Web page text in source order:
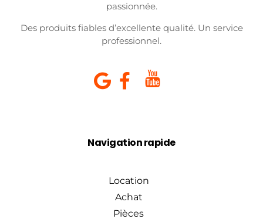
passionnée.
Des produits fiables d’excellente qualité. Un service
professionnel.
Navigation rapide
Location
Achat
Pièces